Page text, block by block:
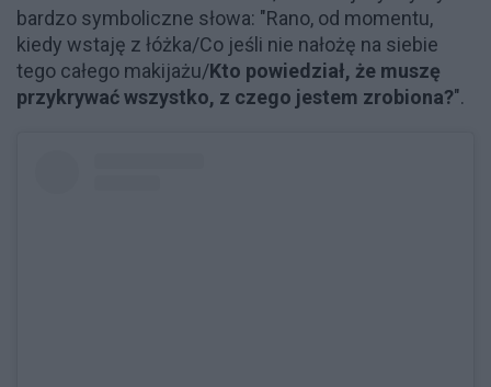
bardzo symboliczne słowa: "Rano, od momentu,
kiedy wstaję z łóżka/Co jeśli nie nałożę na siebie
tego całego makijażu/Kto powiedział, że muszę
przykrywać wszystko, z czego jestem zrobiona?".